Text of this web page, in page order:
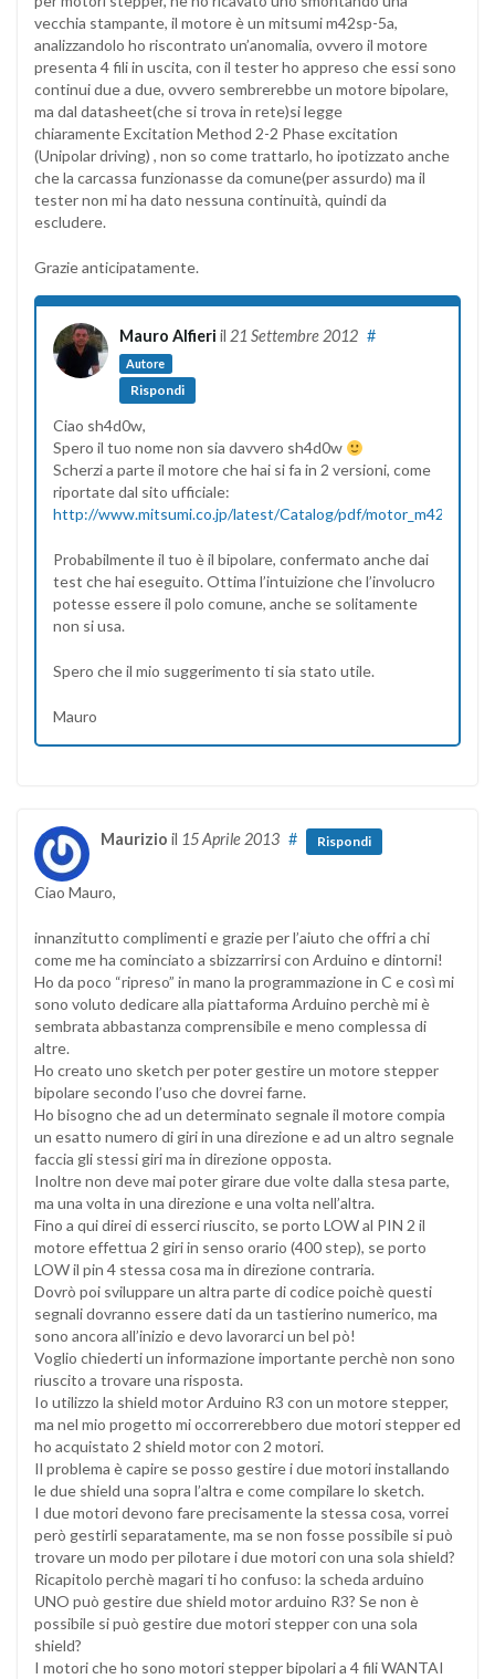
vecchia stampante, il motore è un mitsumi m42sp-5a,
analizzandolo ho riscontrato un’anomalia, ovvero il motore
presenta 4 fili in uscita, con il tester ho appreso che essi sono
continui due a due, ovvero sembrerebbe un motore bipolare,
ma dal datasheet(che si trova in rete)si legge
chiaramente Excitation Method 2-2 Phase excitation
(Unipolar driving) , non so come trattarlo, ho ipotizzato anche
che la carcassa funzionasse da comune(per assurdo) ma il
tester non mi ha dato nessuna continuità, quindi da
escludere.
Grazie anticipatamente.
Mauro Alfieri il 21 Settembre 2012
Autore
#
Rispondi
Ciao sh4d0w,
Spero il tuo nome non sia davvero sh4d0w
Scherzi a parte il motore che hai si fa in 2 versioni, come
riportate dal sito ufficiale:
http://www.mitsumi.co.jp/latest/Catalog/pdf/
Probabilmente il tuo è il bipolare, confermato anche dai
test che hai eseguito. Ottima l’intuizione che l’involucro
potesse essere il polo comune, anche se solitamente
non si usa.
Spero che il mio suggerimento ti sia stato utile.
Mauro
Maurizio il 15 Aprile 2013 # Rispondi
Ciao Mauro,
innanzitutto complimenti e grazie per l’aiuto che offri a chi
come me ha cominciato a sbizzarrirsi con Arduino e dintorni!
Ho da poco “ripreso” in mano la programmazione in C e così mi
sono voluto dedicare alla piattaforma Arduino perchè mi è
sembrata abbastanza comprensibile e meno complessa di
altre.
Ho creato uno sketch per poter gestire un motore stepper
bipolare secondo l’uso che dovrei farne.
Ho bisogno che ad un determinato segnale il motore compia
un esatto numero di giri in una direzione e ad un altro segnale
faccia gli stessi giri ma in direzione opposta.
Inoltre non deve mai poter girare due volte dalla stesa parte,
ma una volta in una direzione e una volta nell’altra.
Fino a qui direi di esserci riuscito, se porto LOW al PIN 2 il
motore effettua 2 giri in senso orario (400 step), se porto
LOW il pin 4 stessa cosa ma in direzione contraria.
Dovrò poi sviluppare un altra parte di codice poichè questi
segnali dovranno essere dati da un tastierino numerico, ma
sono ancora all’inizio e devo lavorarci un bel pò!
Voglio chiederti un informazione importante perchè non sono
riuscito a trovare una risposta.
Io utilizzo la shield motor Arduino R3 con un motore stepper,
ma nel mio progetto mi occorrerebbero due motori stepper ed
ho acquistato 2 shield motor con 2 motori.
Il problema è capire se posso gestire i due motori installando
le due shield una sopra l’altra e come compilare lo sketch.
I due motori devono fare precisamente la stessa cosa, vorrei
però gestirli separatamente, ma se non fosse possibile si può
trovare un modo per pilotare i due motori con una sola shield?
Ricapitolo perchè magari ti ho confuso: la scheda arduino
UNO può gestire due shield motor arduino R3? Se non è
possibile si può gestire due motori stepper con una sola
shield?
I motori che ho sono motori stepper bipolari a 4 fili WANTAI